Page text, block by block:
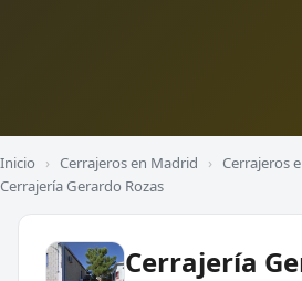
Inicio › Cerrajeros en Madrid › Cerrajeros
Cerrajería Gerardo Rozas
Cerrajería